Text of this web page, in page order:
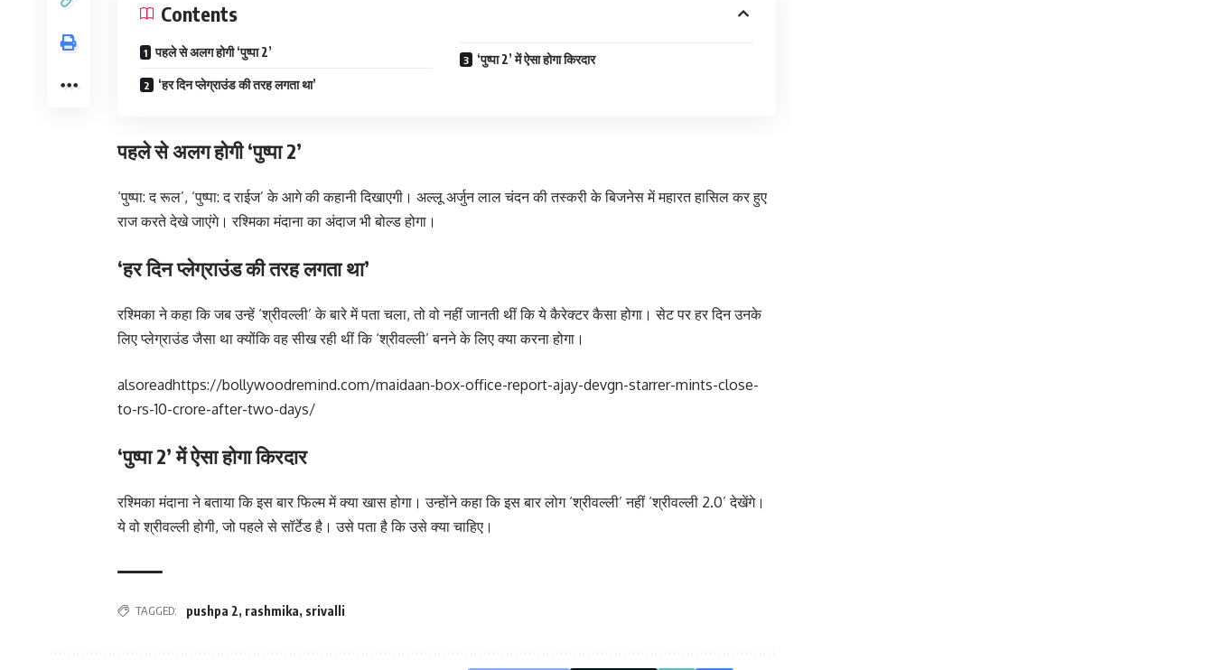
Contents
पहले से अलग होगी ‘पुष्पा 2’
‘हर दिन प्लेग्राउंड की तरह लगता था’
‘पुष्पा 2’ में ऐसा होगा किरदार
पहले से अलग होगी ‘पुष्पा 2’
‘पुष्पा: द रूल’, ‘पुष्पा: द राईज’ के आगे की कहानी दिखाएगी। अल्लू अर्जुन लाल चंदन की तस्करी के बिजनेस में महारत हासिल कर हुए
राज करते देखे जाएंगे। रश्मिका मंदाना का अंदाज भी बोल्ड होगा।
‘हर दिन प्लेग्राउंड की तरह लगता था’
रश्मिका ने कहा कि जब उन्हें ‘श्रीवल्ली’ के बारे में पता चला, तो वो नहीं जानती थीं कि ये कैरेक्टर कैसा होगा। सेट पर हर दिन उनके
लिए प्लेग्राउंड जैसा था क्योंकि वह सीख रही थीं कि ‘श्रीवल्ली’ बनने के लिए क्या करना होगा।
alsoreadhttps://bollywoodremind.com/maidaan-box-office-report-ajay-devgn-starrer-mints-close-
to-rs-10-crore-after-two-days/
‘पुष्पा 2’ में ऐसा होगा किरदार
रश्मिका मंदाना ने बताया कि इस बार फिल्म में क्या खास होगा। उन्होंने कहा कि इस बार लोग ‘श्रीवल्ली’ नहीं ‘श्रीवल्ली 2.0’ देखेंगे।
ये वो श्रीवल्ली होगी, जो पहले से सॉर्टेड है। उसे पता है कि उसे क्या चाहिए।
TAGGED: pushpa 2, rashmika, srivalli